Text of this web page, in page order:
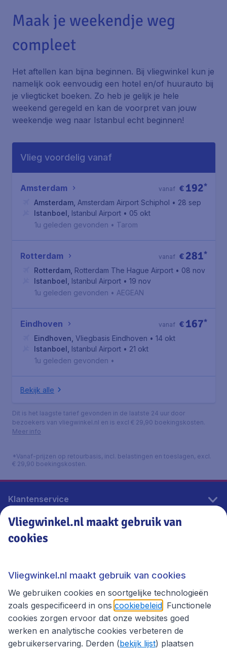
Maak je weekendje weg
compleet
Het aftellen kan bijna beginnen. Bij vliegwinkel kun je
namelijk ook eenvoudig een hotel en/of huurauto bij
je vliegticket boeken. Zo heb je gelijk je hele
weekend geregeld en kan de voorpret van jouw
weekendje weg naar Istanbul echt beginnen!
Vlieg voordelig vanaf
Amsterdam € 192*
vanaf
Amsterdam Amsterdam Airport Schiphol • 28 sep
Istanboel Istanbul Airport • 05 okt
1u geleden gevonden • Tarom
Rotterdam € 281*
vanaf
Rotterdam Rotterdam The Hague Airport • 08 nov
Istanboel Istanbul Airport • 19 nov
1u geleden gevonden • AEGEAN
Eindhoven € 167*
vanaf
Eindhoven Vliegbasis Eindhoven • 14 okt
Istanboel Istanbul Airport • 21 okt
1u geleden gevonden •
Bekijk alle
Dit is het laagste tarief gevonden in de laatste 24 uur door
bezoekers van vliegwinkel.nl en is excl € 29,90 boekingskosten.
Meer info
*Vanaf-prijzen op retourbasis, incl. belastingen en toeslagen, excl.
€ 29,90 boekingskosten.
Klantenservice
Vliegwinkel.nl
Thema's
Vliegwinkel.nl maakt gebruik van
cookies
Vliegwinkel.nl maakt gebruik van cookies
We gebruiken cookies en soortgelijke technologieën
zoals gespecificeerd in ons cookiebeleid . Functionele
cookies zorgen ervoor dat onze websites goed
werken en analytische cookies verbeteren de
gebruikerservaring. Derden (bekijk lijst) plaatsen